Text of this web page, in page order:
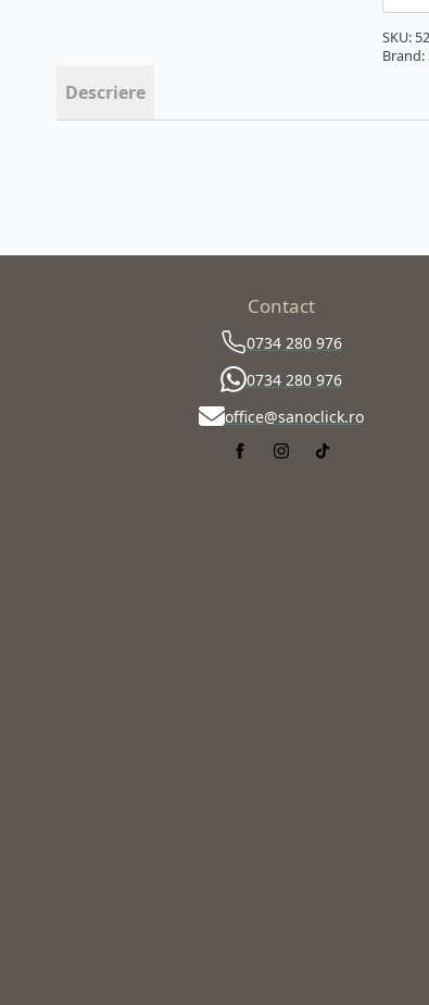
cu
290g
SKU:
Brand:
Descriere
Contact
0734 280 976
0734 280 976
office@sanoclick.ro